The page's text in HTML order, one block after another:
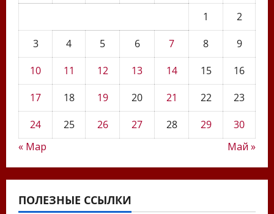
1
2
3
4 5 6 7 8
9
10
11 12 13 14 15
16
17
18 19 20 21 22
23
24
25 26 27 28 29
30
« Мар
Май »
ПОЛЕЗНЫЕ ССЫЛКИ